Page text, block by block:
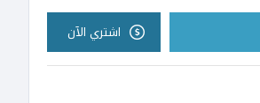
اشتري الآن